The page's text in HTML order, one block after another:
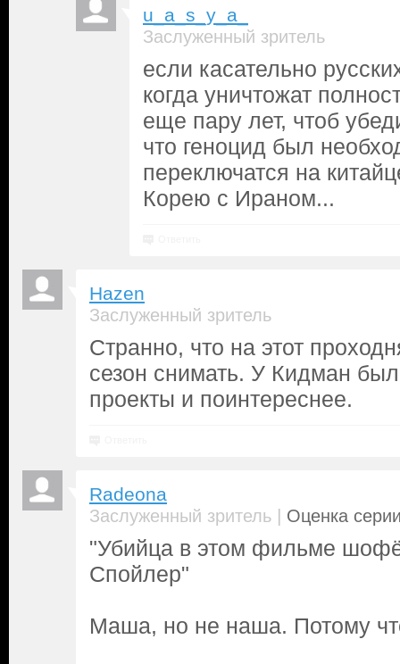
u_a_s_y_a_
Заслуженный зритель
если касательно
когда уничтожат
еще пару лет, чтоб
что геноцид был
переключатся на
Корею с Ираном...
Hazen
Заслуженный зритель
Странно, что на этот
сезон снимать. У Кидман
проекты и поинтереснее.
Radeona
Заслуженный зритель | Оценка
"Убийца в этом фильме
Спойлер"
Маша, но не наша. Потому